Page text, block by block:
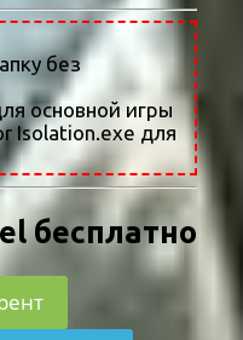
без
основной игры
Isolation.exe для
бесплатно